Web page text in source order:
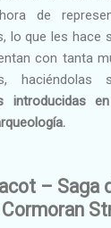
de
lo que les hace
con tanta
haciéndolas
introducidas
– Saga
Cormoran